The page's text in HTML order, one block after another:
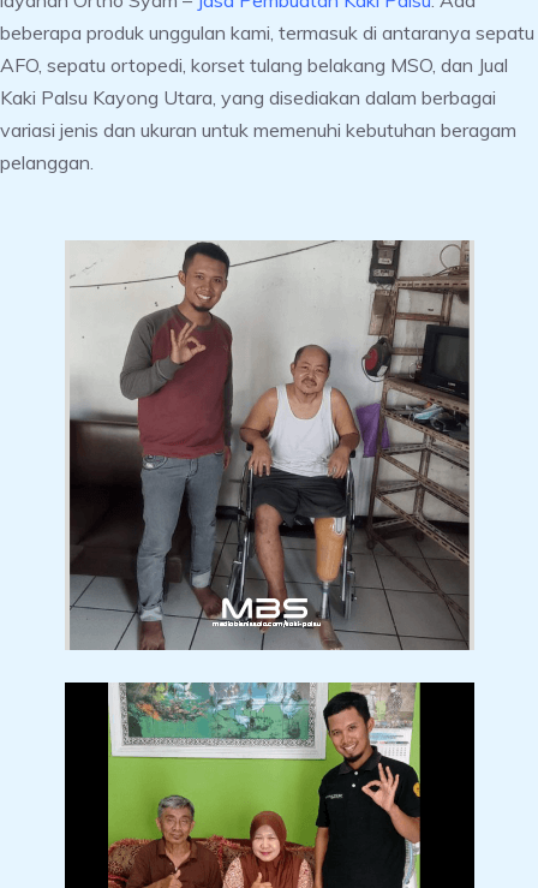
beberapa produk unggulan kami, termasuk di antaranya sepatu
AFO, sepatu ortopedi, korset tulang belakang MSO, dan Jual
Kaki Palsu Kayong Utara, yang disediakan dalam berbagai
variasi jenis dan ukuran untuk memenuhi kebutuhan beragam
pelanggan.